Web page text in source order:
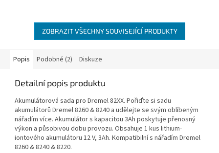
ZOBRAZIT VŠECHNY SOUVISEJÍCÍ PRODUKTY
Popis Podobné (2) Diskuze
Detailní popis produktu
Akumulátorová sada pro Dremel 82XX. Pořiďte si sadu
akumulátorů Dremel 8260 & 8240 a udělejte se svým oblíbeným
nářadím více. Akumulátor s kapacitou 3Ah poskytuje přenosný
výkon a působivou dobu provozu. Obsahuje 1 kus lithium-
iontového akumulátoru 12 V, 3Ah. Kompatibilní s nářadím Dremel
8260 & 8240 & 8220.